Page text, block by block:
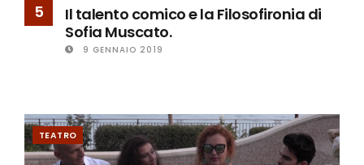
5
Il talento comico e la Filosofironia di
Sofia Muscato.
9 GENNAIO 2019
TEATRO